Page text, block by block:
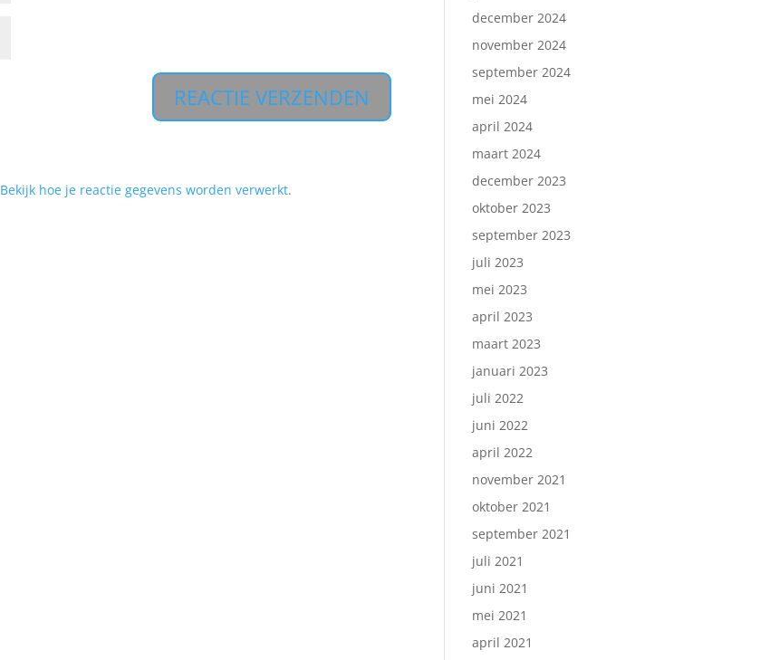
Bekijk hoe je reactie gegevens worden verwerkt.
december 2024
november 2024
september 2024
mei 2024
april 2024
maart 2024
december 2023
oktober 2023
september 2023
juli 2023
mei 2023
april 2023
maart 2023
januari 2023
juli 2022
juni 2022
april 2022
november 2021
oktober 2021
september 2021
juli 2021
juni 2021
mei 2021
april 2021